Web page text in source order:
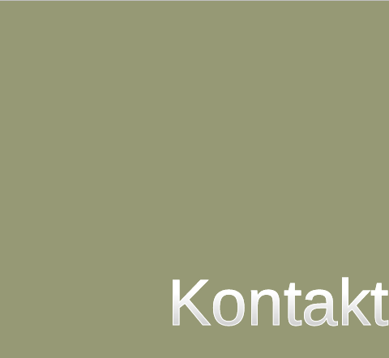
Kontakt